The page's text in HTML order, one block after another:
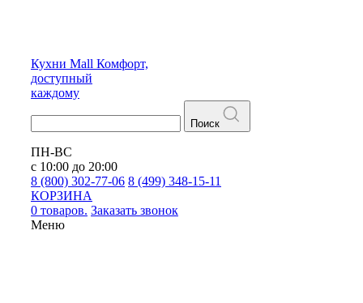
Кухни Mall Комфорт,
доступный
каждому
Поиск
ПН-ВС
с 10:00 до 20:00
8 (800) 302-77-06 8 (499) 348-15-11
КОРЗИНА
0 товаров. Заказать звонок
Меню